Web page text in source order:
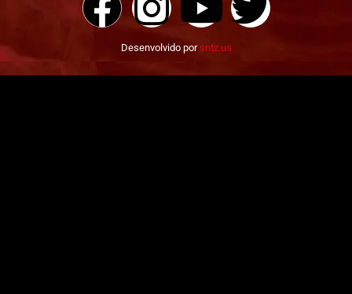
Desenvolvido porsntz.us